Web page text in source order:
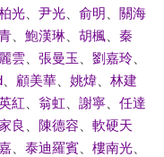
光、 尹光、 俞明
關海
、 鮑漢琳、 胡楓、 秦
雲、 張曼玉 劉嘉玲、
、 顧美華、 姚煒、 林建
紅 翁虹、 謝寧、 任達
良 陳德容
軟硬天
、 泰迪羅賓、 樓南光、